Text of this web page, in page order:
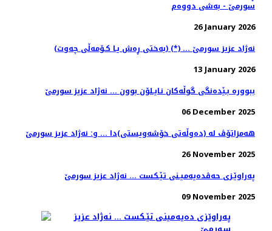
سورمێ - به‌شی دووه‌م
26 January 2026
(به‌ختی ڕه‌ش یـا كـۆمه‌ڵی چه‌وت) (*) ... نه‌ژاد عزیز سورمێ
13 January 2026
ببووره‌ بـێده‌نگی گوڵه‌كان نـایـلۆن بوون ... نه‌ژاد عزیز سورمێ
06 December 2025
هه‌مزاتۆڤ له‌ (ده‌وڵه‌تی خۆشه‌ویستی)دا ... و: نه‌ژاد عزیز سورمێ
26 November 2025
په‌راوێـزی حه‌ڤده‌یه‌میـنی تێـكست ... نه‌ژاد عزیز سورمێ
09 November 2025